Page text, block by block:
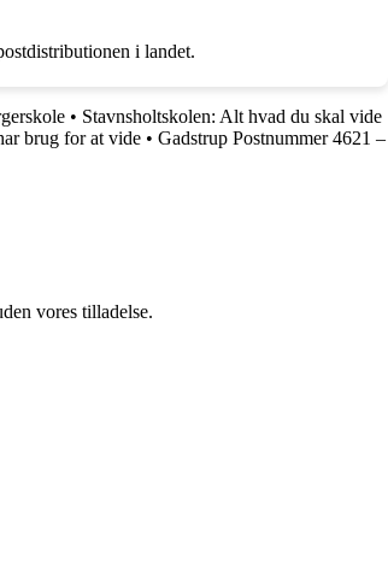
i landet.
• Stavnsholtskolen: Alt hvad du skal vide
brug for at vide • Gadstrup Postnummer 4621 –
vores tilladelse.